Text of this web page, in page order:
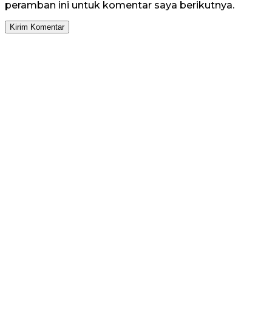
peramban ini untuk komentar saya berikutnya.